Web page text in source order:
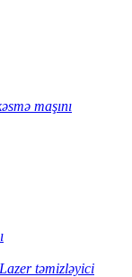
maşını
Lazer təmizləyici